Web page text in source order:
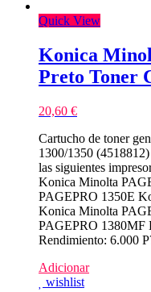
Quick View
Konica
Preto Toner
20,60 €
Cartucho de toner
1300/1350
las siguientes
Konica Minolta
PAGEPRO 1350E
Konica Minolta
PAGEPRO 1380MF
Rendimiento: 6.000
Adicionar
wishlist